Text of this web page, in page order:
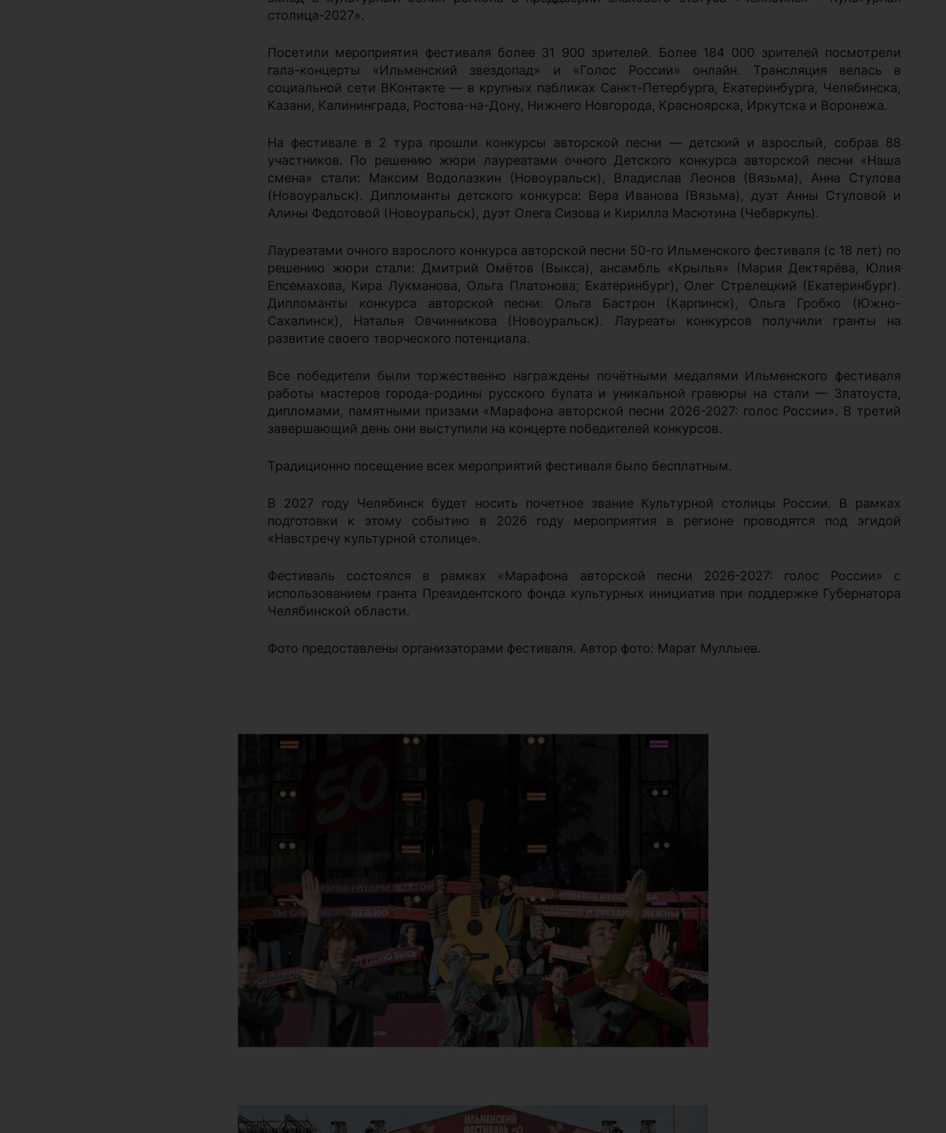
столица-2027».
Посетили мероприятия фестиваля более 31 900 зрителей. Более 184 000 зрителей посмотрели
гала-концерты «Ильменский звездопад» и «Голос России» онлайн. Трансляция велась в
социальной сети ВКонтакте — в крупных пабликах Санкт-Петербурга, Екатеринбурга, Челябинска,
Казани, Калининграда, Ростова-на-Дону, Нижнего Новгорода, Красноярска, Иркутска и Воронежа.
На фестивале в 2 тура прошли конкурсы авторской песни — детский и взрослый, собрав 88
участников. По решению жюри лауреатами очного Детского конкурса авторской песни «Наша
смена» стали: Максим Водолазкин (Новоуральск), Владислав Леонов (Вязьма), Анна Стулова
(Новоуральск). Дипломанты детского конкурса: Вера Иванова (Вязьма), дуэт Анны Стуловой и
Алины Федотовой (Новоуральск), дуэт Олега Сизова и Кирилла Масютина (Чебаркуль).
Лауреатами очного взрослого конкурса авторской песни 50-го Ильменского фестиваля (с 18 лет) по
решению жюри стали: Дмитрий Омётов (Выкса), ансамбль «Крылья» (Мария Дектярёва, Юлия
Епсемахова, Кира Лукманова, Ольга Платонова; Екатеринбург), Олег Стрелецкий (Екатеринбург).
Дипломанты конкурса авторской песни: Ольга Бастрон (Карпинск), Ольга Гробко (Южно-
Сахалинск), Наталья Овчинникова (Новоуральск). Лауреаты конкурсов получили гранты на
развитие своего творческого потенциала.
Все победители были торжественно награждены почётными медалями Ильменского фестиваля
работы мастеров города-родины русского булата и уникальной гравюры на стали — Златоуста,
дипломами, памятными призами «Марафона авторской песни 2026-2027: голос России». В третий
завершающий день они выступили на концерте победителей конкурсов.
Традиционно посещение всех мероприятий фестиваля было бесплатным.
В 2027 году Челябинск будет носить почетное звание Культурной столицы России. В рамках
подготовки к этому событию в 2026 году мероприятия в регионе проводятся под эгидой
«Навстречу культурной столице».
Фестиваль состоялся в рамках «Марафона авторской песни 2026-2027: голос России» с
использованием гранта Президентского фонда культурных инициатив при поддержке Губернатора
Челябинской области.
Фото предоставлены организаторами фестиваля. Автор фото: Марат Муллыев.